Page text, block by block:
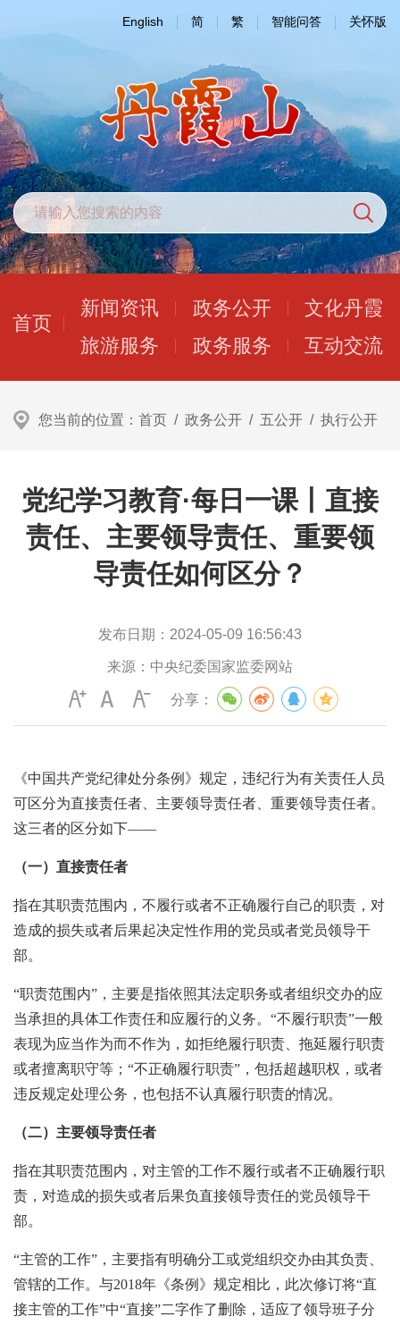
English 简 繁 智能问答 关怀版
首页
新闻资讯 政务公开
文化丹霞
旅游服务
政务服务 互动交流
您当前的位置： 首页 / 政务公开 / 五公开 / 执行公开
党纪学习教育·每日一课丨直接
责任、主要领导责任、重要领
导责任如何区分？
发布日期： 2024-05-09 16:56:43
来源： 中央纪委国家监委网站
分享：
《中国共产党纪律处分条例》规定，违纪行为有关责任人员
可区分为直接责任者、主要领导责任者、重要领导责任者。
这三者的区分如下——
（一）直接责任者
指在其职责范围内，不履行或者不正确履行自己的职责，对
造成的损失或者后果起决定性作用的党员或者党员领导干
部。
“职责范围内”，主要是指依照其法定职务或者组织交办的应
当承担的具体工作责任和应履行的义务。“不履行职责”一般
表现为应当作为而不作为，如拒绝履行职责、拖延履行职责
或者擅离职守等；“不正确履行职责”，包括超越职权，或者
违反规定处理公务，也包括不认真履行职责的情况。
（二）主要领导责任者
指在其职责范围内，对主管的工作不履行或者不正确履行职
责，对造成的损失或者后果负直接领导责任的党员领导干
部。
“主管的工作”，主要指有明确分工或党组织交办由其负责、
管辖的工作。与2018年《条例》规定相比，此次修订将“直
接主管的工作”中“直接”二字作了删除，适应了领导班子分